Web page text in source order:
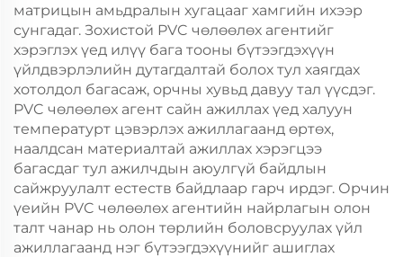
матрицын амьдралын хугацааг хамгийн ихээр
сунгадаг. Зохистой PVC чөлөөлөх агентийг
хэрэглэх үед илүү бага тооны бүтээгдэхүүн
үйлдвэрлэлийн дутагдалтай болох тул хаягдах
хотолдол багасаж, орчны хувьд давуу тал үүсдэг.
PVC чөлөөлөх агент сайн ажиллах үед халуун
температурт цэвэрлэх ажиллагаанд өртөх,
наалдсан материалтай ажиллах хэрэгцээ
багасдаг тул ажилчдын аюулгүй байдлын
сайжруулалт естеств байдлаар гарч ирдэг. Орчин
үеийн PVC чөлөөлөх агентийн найрлагын олон
талт чанар нь олон төрлийн боловсруулах үйл
ажиллагаанд нэг бүтээгдэхүүнийг ашиглах